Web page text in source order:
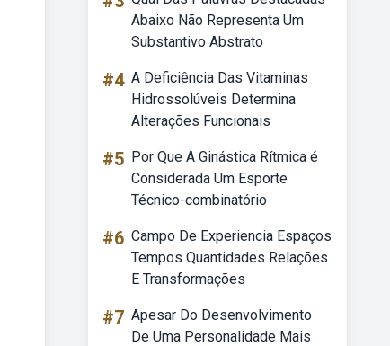
Abaixo Não Representa Um
Substantivo Abstrato
#4 A Deficiência Das Vitaminas
Hidrossolúveis Determina
Alterações Funcionais
#5 Por Que A Ginástica Rítmica é
Considerada Um Esporte
Técnico-combinatório
#6 Campo De Experiencia Espaços
Tempos Quantidades Relações
E Transformações
#7 Apesar Do Desenvolvimento
De Uma Personalidade Mais